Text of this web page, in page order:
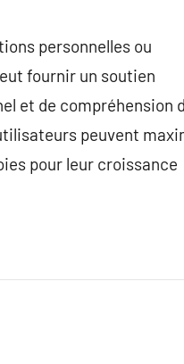
personnelles ou
fournir un soutien
et de compréhension
peuvent
pour leur croissance